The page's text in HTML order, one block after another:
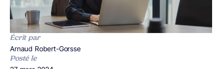
Écrit par
Publié par
Arnaud Robert-Gorsse
Posté le